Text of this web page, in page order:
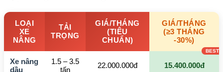
LOẠI
XE
NÂNG
TẢI
TRỌNG
GIÁ/THÁNG
(TIÊU
CHUẨN)
GIÁ/THÁNG
(≥3 THÁNG
-30%)
Xe nâng
dầu
1.5 – 3.5
tấn
22.000.000đ 15.400.000đ